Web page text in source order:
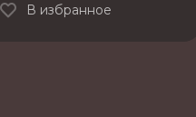
В избранное